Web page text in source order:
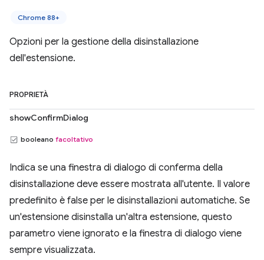
Chrome 88+
Opzioni per la gestione della disinstallazione
dell'estensione.
PROPRIETÀ
showConfirmDialog
booleano facoltativo
Indica se una finestra di dialogo di conferma della
disinstallazione deve essere mostrata all'utente. Il valore
predefinito è false per le disinstallazioni automatiche. Se
un'estensione disinstalla un'altra estensione, questo
parametro viene ignorato e la finestra di dialogo viene
sempre visualizzata.